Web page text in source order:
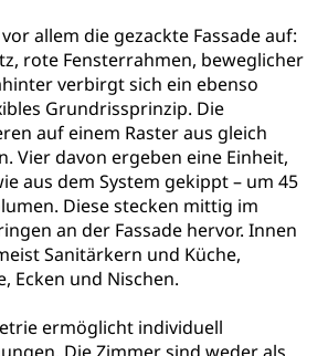
allem die gezackte Fassade auf:
rote Fensterrahmen, beweglicher
verbirgt sich ein ebenso
Grundrissprinzip. Die
auf einem Raster aus gleich
Vier davon ergeben eine Einheit,
aus dem System gekippt – um 45
Diese stecken mittig im
an der Fassade hervor. Innen
Sanitärkern und Küche,
Ecken und Nischen.
ermöglicht individuell